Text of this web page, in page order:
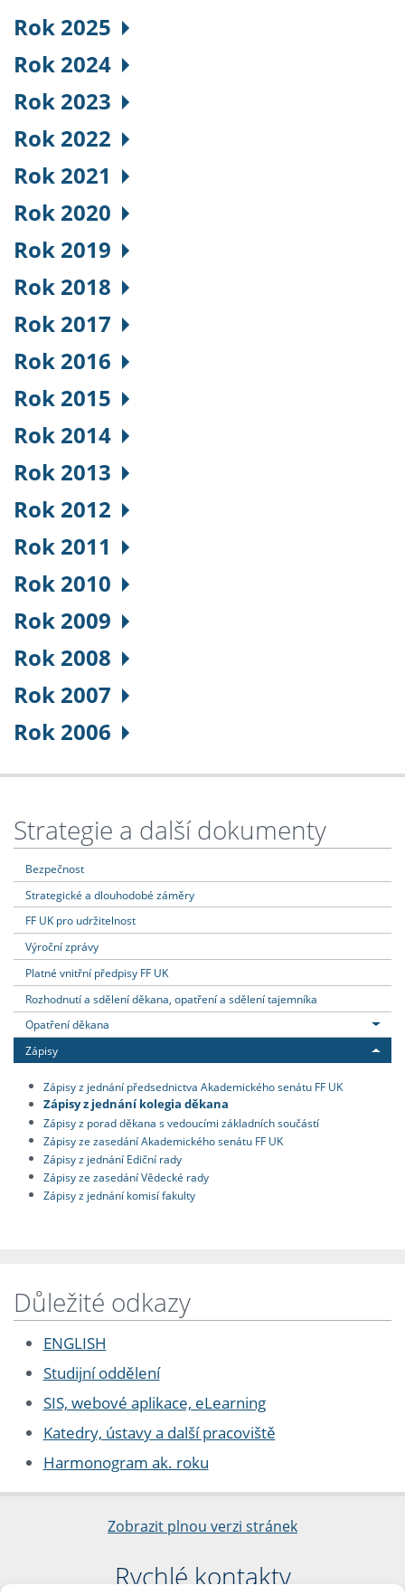
Rok 2025
Rok 2024
Rok 2023
Rok 2022
Rok 2021
Rok 2020
Rok 2019
Rok 2018
Rok 2017
Rok 2016
Rok 2015
Rok 2014
Rok 2013
Rok 2012
Rok 2011
Rok 2010
Rok 2009
Rok 2008
Rok 2007
Rok 2006
Strategie a další dokumenty
Bezpečnost
Strategické a dlouhodobé záměry
FF UK pro udržitelnost
Výroční zprávy
Platné vnitřní předpisy FF UK
Rozhodnutí a sdělení děkana, opatření a sdělení tajemníka
Opatření děkana
Zápisy
Zápisy z jednání předsednictva Akademického senátu FF UK
Zápisy z jednání kolegia děkana
Zápisy z porad děkana s vedoucími základních součástí
Zápisy ze zasedání Akademického senátu FF UK
Zápisy z jednání Ediční rady
Zápisy ze zasedání Vědecké rady
Zápisy z jednání komisí fakulty
Důležité odkazy
ENGLISH
Studijní oddělení
SIS, webové aplikace, eLearning
Katedry, ústavy a další pracoviště
Harmonogram ak. roku
Zobrazit plnou verzi stránek
Rychlé kontakty